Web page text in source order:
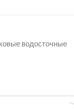
водосточные